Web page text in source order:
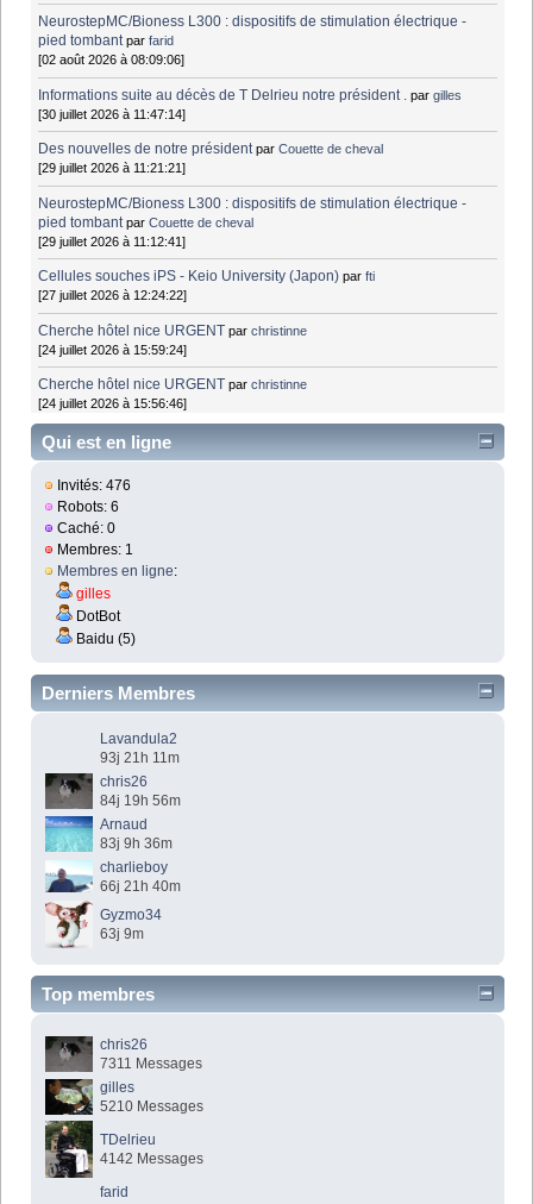
NeurostepMC/Bioness L300 : dispositifs de stimulation électrique -
pied tombant parfarid
[02 août 2026 à 08:09:06]
Informations suite au décès de T Delrieu notre président . pargilles
[30 juillet 2026 à 11:47:14]
Des nouvelles de notre président parCouette de cheval
[29 juillet 2026 à 11:21:21]
NeurostepMC/Bioness L300 : dispositifs de stimulation électrique -
pied tombant parCouette de cheval
[29 juillet 2026 à 11:12:41]
Cellules souches iPS - Keio University (Japon) parfti
[27 juillet 2026 à 12:24:22]
Cherche hôtel nice URGENT parchristinne
[24 juillet 2026 à 15:59:24]
Cherche hôtel nice URGENT parchristinne
[24 juillet 2026 à 15:56:46]
Qui est en ligne
Invités: 476
Robots: 6
Caché: 0
Membres: 1
Membres en ligne:
gilles
DotBot
Baidu (5)
Derniers Membres
Lavandula2
93j 21h 11m
chris26
84j 19h 56m
Arnaud
83j 9h 36m
charlieboy
66j 21h 40m
Gyzmo34
63j 9m
Top membres
chris26
7311 Messages
gilles
5210 Messages
TDelrieu
4142 Messages
farid